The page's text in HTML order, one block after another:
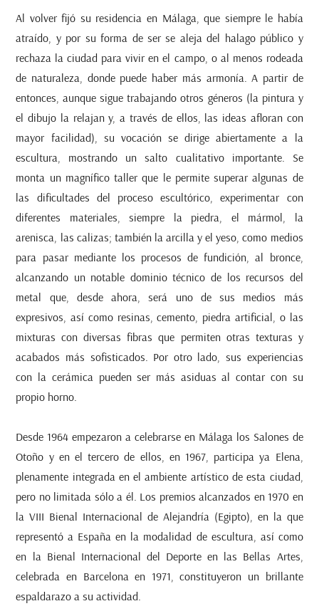
Al volver fijó su residencia en Málaga, que siempre le había
atraído, y por su forma de ser se aleja del halago público y
rechaza la ciudad para vivir en el campo, o al menos rodeada
de naturaleza, donde puede haber más armonía. A partir de
entonces, aunque sigue trabajando otros géneros (la pintura y
el dibujo la relajan y, a través de ellos, las ideas afloran con
mayor facilidad), su vocación se dirige abiertamente a la
escultura, mostrando un salto cualitativo importante. Se
monta un magnífico taller que le permite superar algunas de
las dificultades del proceso escultórico, experimentar con
diferentes materiales, siempre la piedra, el mármol, la
arenisca, las calizas; también la arcilla y el yeso, como medios
para pasar mediante los procesos de fundición, al bronce,
alcanzando un notable dominio técnico de los recursos del
metal que, desde ahora, será uno de sus medios más
expresivos, así como resinas, cemento, piedra artificial, o las
mixturas con diversas fibras que permiten otras texturas y
acabados más sofisticados. Por otro lado, sus experiencias
con la cerámica pueden ser más asiduas al contar con su
propio horno.
Desde 1964 empezaron a celebrarse en Málaga los Salones de
Otoño y en el tercero de ellos, en 1967, participa ya Elena,
plenamente integrada en el ambiente artístico de esta ciudad,
pero no limitada sólo a él. Los premios alcanzados en 1970 en
la VIII Bienal Internacional de Alejandría (Egipto), en la que
representó a España en la modalidad de escultura, así como
en la Bienal Internacional del Deporte en las Bellas Artes,
celebrada en Barcelona en 1971, constituyeron un brillante
espaldarazo a su actividad.